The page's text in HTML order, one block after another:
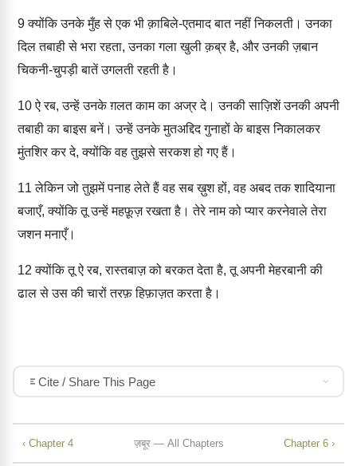
9क्योंकि उनके मुँह से एक भी क़ाबिले-एतमाद बात नहीं निकलती। उनका
दिल तबाही से भरा रहता, उनका गला खुली क़ब्र है, और उनकी ज़बान
चिकनी-चुपड़ी बातें उगलती रहती है।
10ऐ रब, उन्हें उनके ग़लत काम का अज्र दे। उनकी साज़िशें उनकी अपनी
तबाही का बाइस बनें। उन्हें उनके मुतअद्दिद गुनाहों के बाइस निकालकर
मुंतशिर कर दे, क्योंकि वह तुझसे सरकश हो गए हैं।
11 लेकिन जो तुझमें पनाह लेते हैं वह सब ख़ुश हों, वह अबद तक शादियाना
बजाएँ, क्योंकि तू उन्हें महफ़ूज़ रखता है। तेरे नाम को प्यार करनेवाले तेरा
जशन मनाएँ।
12 क्योंकि तू ऐ रब, रास्तबाज़ को बरकत देता है, तू अपनी मेहरबानी की
ढाल से उस की चारों तरफ़ हिफ़ाज़त करता है।
Cite / Share This Page
‹ Chapter 4 ज़बूर — All Chapters Chapter 6 ›